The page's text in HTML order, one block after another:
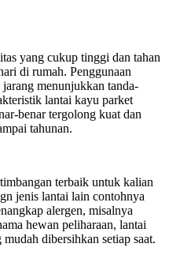
yang cukup tinggi dan tahan
di rumah. Penggunaan
menunjukkan tanda-
lantai kayu parket
benar tergolong kuat dan
tahunan.
terbaik untuk kalian
jenis lantai lain contohnya
alergen, misalnya
hewan peliharaan, lantai
dibersihkan setiap saat.